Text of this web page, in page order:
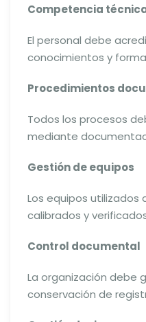
Competencia
El personal debe
conocimientos y
Procedimientos
Todos los procesos
mediante
Gestión de equipos
Los equipos
calibrados y
Control documental
La organización debe
conservación de